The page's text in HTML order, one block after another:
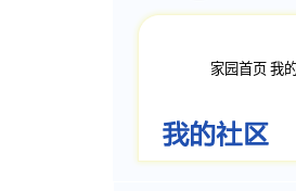
家园首页 我